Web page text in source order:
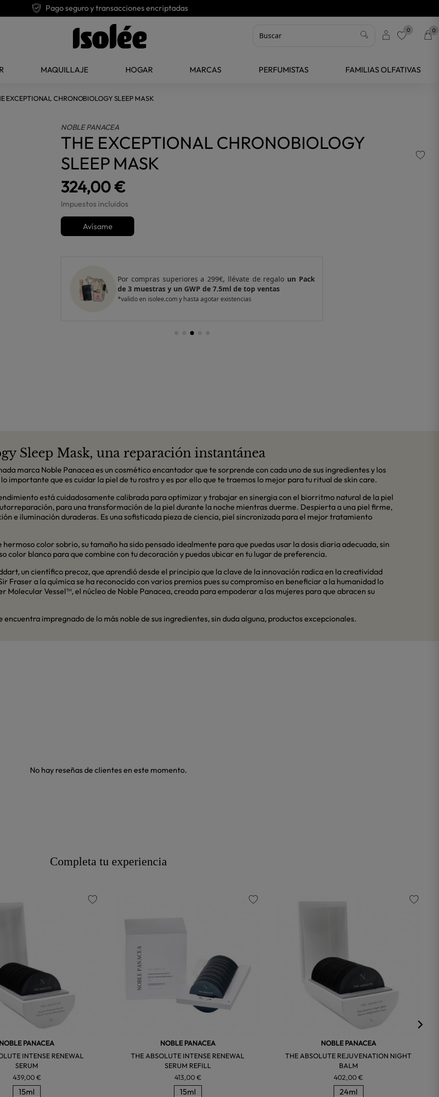
Pago seguro y transacciones encriptadas
0 0
MAQUILLAJE HOGAR MARCAS PERFUMISTAS FAMILIAS OLFATIVAS
EXCEPTIONAL CHRONOBIOLOGY SLEEP MASK
NOBLE PANACEA
THE EXCEPTIONAL CHRONOBIOLOGY
SLEEP MASK
324,00 €
Impuestos incluidos
Avísame
Por compras superiores a 299€, llévate de regalo un Pack
de 3 muestras y un GWP de 7.5ml de top ventas
*valido en isolee.com y hasta agotar existencias
Sleep Mask, una reparación instantánea
marca Noble Panacea es un cosmético encantador que te sorprende con cada uno de sus ingredientes y los
importante que es cuidar la piel de tu rostro y es por ello que te traemos lo mejor para tu ritual de skin care.
está cuidadosamente calibrada para optimizar y trabajar en sinergia con el biorritmo natural de la piel
para una transformación de la piel durante la noche mientras duerme. Despierta a una piel firme,
e iluminación duraderas. Es una sofisticada pieza de ciencia, piel sincronizada para el mejor tratamiento
color sobrio, su tamaño ha sido pensado idealmente para que puedas usar la dosis diaria adecuada, sin
color blanco para que combine con tu decoración y puedas ubicar en tu lugar de preferencia.
un científico precoz, que aprendió desde el principio que la clave de la innovación radica en la creatividad
Fraser a la química se ha reconocido con varios premios pues su compromiso en beneficiar a la humanidad lo
Vessel™, el núcleo de Noble Panacea, creada para empoderar a las mujeres para que abracen su
impregnado de lo más noble de sus ingredientes, sin duda alguna, productos excepcionales.
No hay reseñas de clientes en este momento.
Completa tu experiencia
NOBLE PANACEA
INTENSE RENEWAL
SERUM
439,00 €
15ml
NOBLE PANACEA
THE ABSOLUTE INTENSE RENEWAL
SERUM REFILL
413,00 €
15ml
NOBLE PANACEA
THE ABSOLUTE REJUVENATION NIGHT
BALM
402,00 €
24ml